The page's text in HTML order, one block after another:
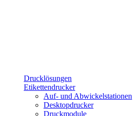
Drucklösungen
Etikettendrucker
Auf- und Abwickelstationen
Desktopdrucker
Druckmodule